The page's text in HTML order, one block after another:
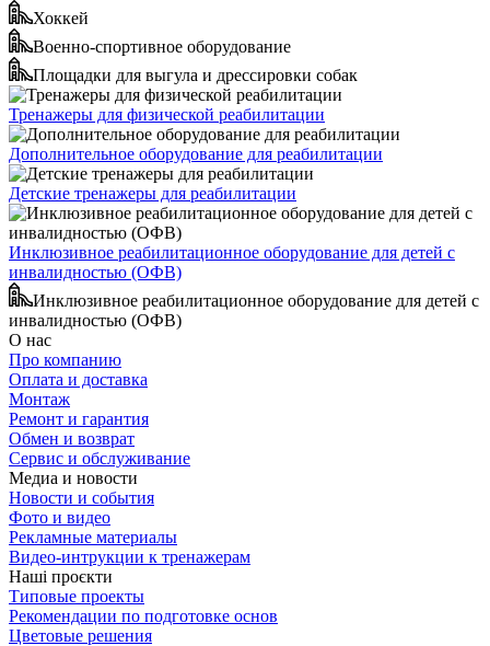
Хоккей
Военно-спортивное оборудование
Площадки для выгула и дрессировки собак
Тренажеры для физической реабилитации
Дополнительное оборудование для реабилитации
Детские тренажеры для реабилитации
Инклюзивное реабилитационное оборудование для детей с
инвалидностью (ОФВ)
Инклюзивное реабилитационное оборудование для детей с
инвалидностью (ОФВ)
О нас
Про компанию
Оплата и доставка
Монтаж
Ремонт и гарантия
Обмен и возврат
Сервис и обслуживание
Медиа и новости
Новости и события
Фото и видео
Рекламные материалы
Видео-интрукции к тренажерам
Наші проєкти
Типовые проекты
Рекомендации по подготовке основ
Цветовые решения